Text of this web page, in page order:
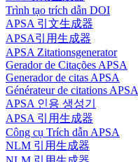
Trình tạo trích dẫn DOI
APSA 引文生成器
APSA引用生成器
APSA Zitationsgenerator
Gerador de Citações APSA
Generador de citas APSA
Générateur de citations APSA
APSA 인용 생성기
APSA 引用生成器
Công cụ Trích dẫn APSA
NLM 引用生成器